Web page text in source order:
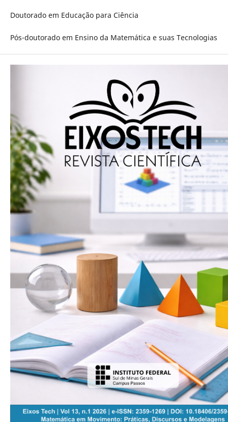
Doutorado em Educação para Ciência
Pós-doutorado em Ensino da Matemática e suas Tecnologias